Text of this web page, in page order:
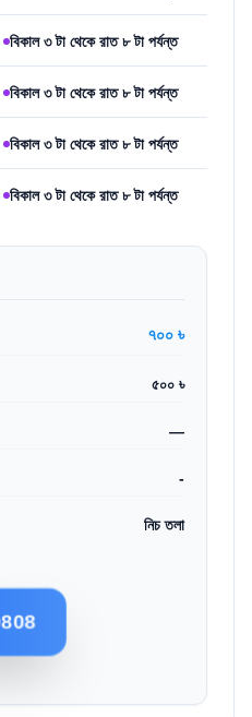
বিকাল ৩ টা থেকে রাত ৮ টা পর্যন্ত
বিকাল ৩ টা থেকে রাত ৮ টা পর্যন্ত
বিকাল ৩ টা থেকে রাত ৮ টা পর্যন্ত
বিকাল ৩ টা থেকে রাত ৮ টা পর্যন্ত
৭০০ ৳
৫০০ ৳
—
-
নিচ তলা